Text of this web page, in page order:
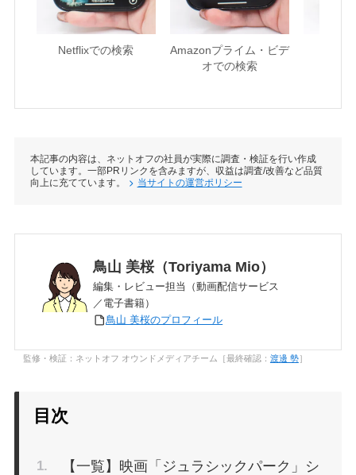
Netflixでの検索
Amazonプライム・ビデ
オでの検索
本記事の内容は、ネットオフの社員が実際に調査・検証を行い作成
しています。一部PRリンクを含みますが、収益は調査/改善など品質
向上に充てています。
当サイトの運営ポリシー
鳥山 美桜（Toriyama Mio）
編集・レビュー担当（動画配信サービス
／電子書籍）
鳥山 美桜のプロフィール
監修・検証：ネットオフ オウンドメディアチーム［最終確認： 渡邊 勢］
目次
【一覧】映画「ジュラシックパーク」シ